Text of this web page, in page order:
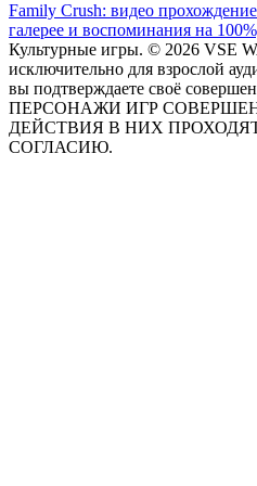
Family Crush: видео
галерее и воспоминания на
Культурные игры. © 2026 VSE
исключительно для взрослой
вы подтверждаете своё
ПЕРСОНАЖИ ИГР
ДЕЙСТВИЯ В НИХ
СОГЛАСИЮ.